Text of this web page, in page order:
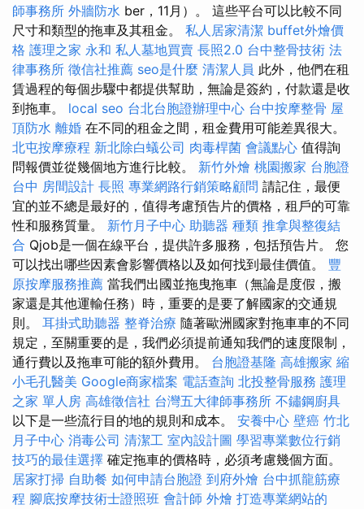
師事務所 外牆防水 ber，11月）。 這些平台可以比較不同
尺寸和類型的拖車及其租金。 私人居家清潔 buffet外燴價
格 護理之家 永和 私人墓地買賣 長照2.0 台中整骨技術 法
律事務所 徵信社推薦 seo是什麼 清潔人員 此外，他們在租
賃過程的每個步驟中都提供幫助，無論是簽約，付款還是收
到拖車。 local seo 台北台胞證辦理中心 台中按摩整骨 屋
頂防水 離婚 在不同的租金之間，租金費用可能差異很大。
北屯按摩療程 新北除白蟻公司 肉毒桿菌 會議點心 值得詢
問報價並從幾個地方進行比較。 新竹外燴 桃園搬家 台胞證
台中 房間設計 長照 專業網路行銷策略顧問 請記住，最便
宜的並不總是最好的，值得考慮預告片的價格，租戶的可靠
性和服務質量。 新竹月子中心 助聽器 種類 推拿與整復結
合 Qjob是一個在線平台，提供許多服務，包括預告片。 您
可以找出哪些因素會影響價格以及如何找到最佳價值。 豐
原按摩服務推薦 當我們出國並拖曳拖車（無論是度假，搬
家還是其他運輸任務）時，重要的是要了解國家的交通規
則。 耳掛式助聽器 整脊治療 隨著歐洲國家對拖車車的不同
規定，至關重要的是，我們必須提前通知我們的速度限制，
通行費以及拖車可能的額外費用。 台胞證基隆 高雄搬家 縮
小毛孔醫美 Google商家檔案 電話查詢 北投整骨服務 護理
之家 單人房 高雄徵信社 台灣五大律師事務所 不鏽鋼廚具
以下是一些流行目的地的規則和成本。 安養中心 壁癌 竹北
月子中心 消毒公司 清潔工 室內設計圖 學習專業數位行銷
技巧的最佳選擇 確定拖車的價格時，必須考慮幾個方面。
居家打掃 自助餐 如何申請台胞證 到府外燴 台中抓龍筋療
程 腳底按摩技術士證照班 會計師 外燴 打造專業網站的